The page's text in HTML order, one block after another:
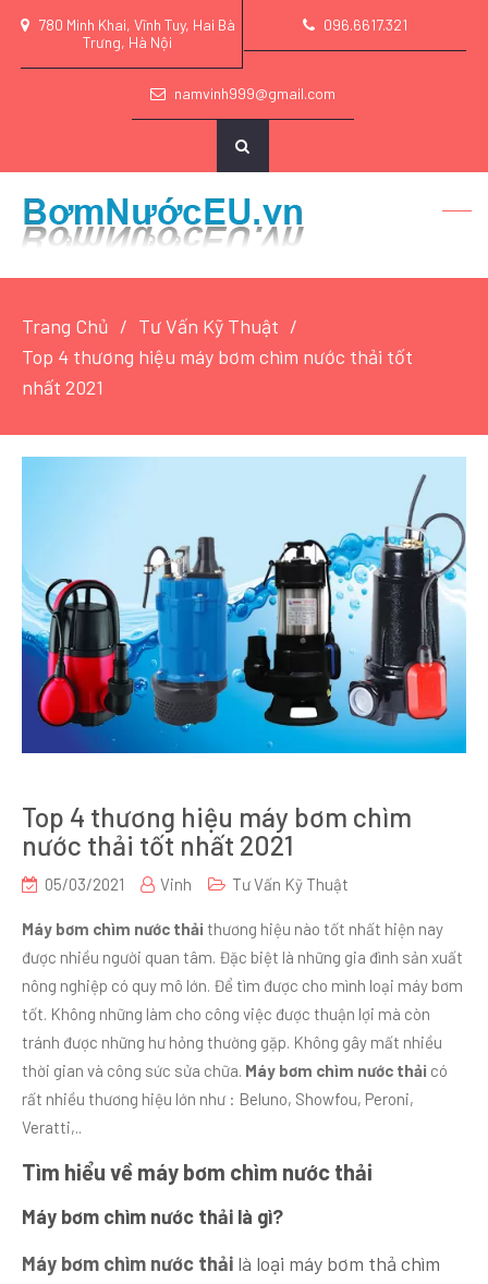
780 Minh Khai, Vĩnh Tuy, Hai Bà
Trưng, Hà Nội
096.6617.321
namvinh999@gmail.com
Trang Chủ
Tư Vấn Kỹ Thuật
Top 4 thương hiệu máy bơm chìm nước thải tốt
nhất 2021
Top 4 thương hiệu máy bơm chìm
nước thải tốt nhất 2021
05/03/2021 Vinh Tư Vấn Kỹ Thuật
Máy bơm chìm nước thải thương hiệu nào tốt nhất hiện nay
được nhiều người quan tâm. Đặc biệt là những gia đình sản xuất
nông nghiệp có quy mô lớn. Để tìm được cho mình loại máy bơm
tốt. Không những làm cho công việc được thuận lợi mà còn
tránh được những hư hỏng thường gặp. Không gây mất nhiều
thời gian và công sức sửa chữa. Máy bơm chìm nước thải có
rất nhiều thương hiệu lớn như : Beluno, Showfou, Peroni,
Veratti,..
Tìm hiểu về máy bơm chìm nước thải
Máy bơm chìm nước thải là gì?
Máy bơm chìm nước thải là loại máy bơm thả chìm